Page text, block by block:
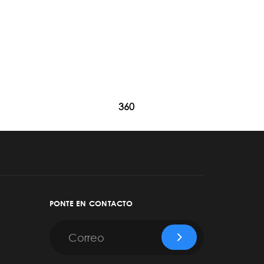
360
PONTE EN CONTACTO